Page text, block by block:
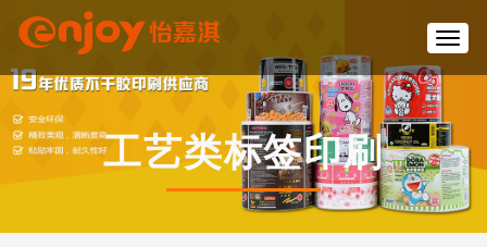
T
o
g
g
l
e
n
a
v
i
工艺类标签印刷